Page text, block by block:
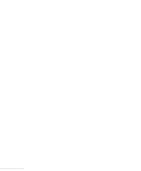
産、人材、出版・